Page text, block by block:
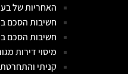
האחריות של
חשיבות הסכם
חשיבות הסכם
מיסוי דירות
קניתי